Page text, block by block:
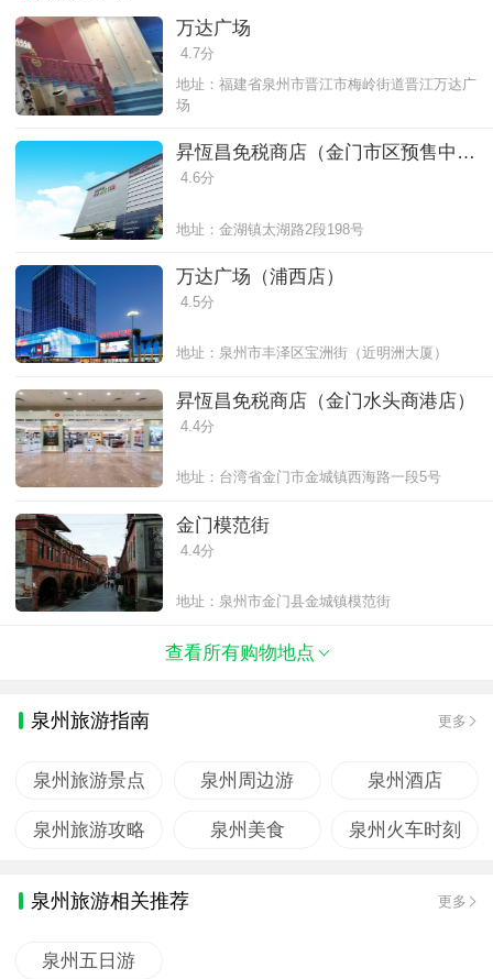
万达广场
4.7分
地址：福建省泉州市晋江市梅岭街道晋江万达广
场
昇恆昌免税商店（金门市区预售中
心-昇恆昌金湖广场店 ）
4.6分
地址：金湖镇太湖路2段198号
万达广场（浦西店）
4.5分
地址：泉州市丰泽区宝洲街（近明洲大厦）
昇恆昌免税商店（金门水头商港店）
4.4分
地址：台湾省金门市金城镇西海路一段5号
金门模范街
4.4分
地址：泉州市金门县金城镇模范街
查看所有购物地点
泉州旅游指南 更多
泉州旅游景点 泉州周边游 泉州酒店
泉州旅游攻略 泉州美食 泉州火车时刻
泉州旅游相关推荐 更多
泉州五日游